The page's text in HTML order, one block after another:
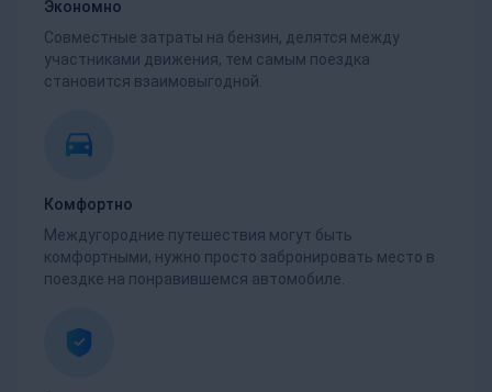
Экономно
Совместные затраты на бензин, делятся между
участниками движения, тем самым поездка
становится взаимовыгодной.
Комфортно
Междугородние путешествия могут быть
комфортными, нужно просто забронировать место в
поездке на понравившемся автомобиле.